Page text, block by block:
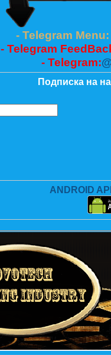
- Telegram Menu:
- Telegram
- Telegram:
Подписка на
ANDROID